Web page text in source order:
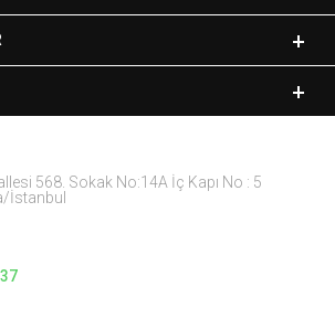
568. Sokak No:14A İç Kapı No : 5
İstanbul